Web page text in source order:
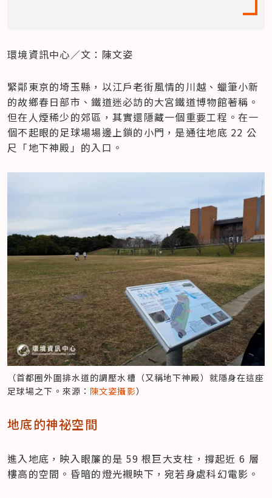
環境資訊中心／文：陳文姿
緊鄰東京的埼玉縣，以江戶老街風情的川越、蠟筆小新
的故鄉春日部市、鐵道迷必訪的大宮鐵道博物館著稱。
但在人煙稀少的郊區，其實還隱藏一個重要工程。在一
個不起眼的足球場場邊上鎖的小門，是通往地底 22 公
尺「地下神殿」的入口。
（首都圈外圍排水道的調壓水槽（又稱地下神殿）就隱身在這座
足球場之下。來源： 陳文姿攝影）
地底的神祕空間
進入地底，映入眼簾的是 59 根巨大支柱，撐起近 6 層
樓高的空間。昏暗的燈光襯映下，宛若身處科幻電影。